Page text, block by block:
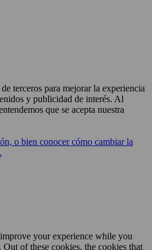
terceros para mejorar la experiencia
y publicidad de interés. Al
que se acepta nuestra
o bien conocer cómo cambiar la
your experience while you
of these cookies, the cookies that